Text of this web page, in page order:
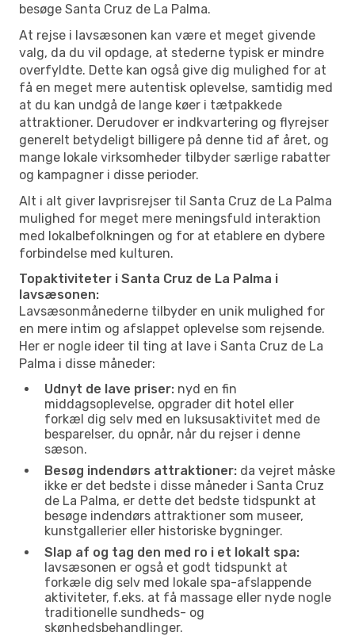
besøge Santa Cruz de La Palma.
At rejse i lavsæsonen kan være et meget givende
valg, da du vil opdage, at stederne typisk er mindre
overfyldte. Dette kan også give dig mulighed for at
få en meget mere autentisk oplevelse, samtidig med
at du kan undgå de lange køer i tætpakkede
attraktioner. Derudover er indkvartering og flyrejser
generelt betydeligt billigere på denne tid af året, og
mange lokale virksomheder tilbyder særlige rabatter
og kampagner i disse perioder.
Alt i alt giver lavprisrejser til Santa Cruz de La Palma
mulighed for meget mere meningsfuld interaktion
med lokalbefolkningen og for at etablere en dybere
forbindelse med kulturen.
Topaktiviteter i Santa Cruz de La Palma i
lavsæsonen:
Lavsæsonmånederne tilbyder en unik mulighed for
en mere intim og afslappet oplevelse som rejsende.
Her er nogle ideer til ting at lave i Santa Cruz de La
Palma i disse måneder:
Udnyt de lave priser: nyd en fin
middagsoplevelse, opgrader dit hotel eller
forkæl dig selv med en luksusaktivitet med de
besparelser, du opnår, når du rejser i denne
sæson.
Besøg indendørs attraktioner: da vejret måske
ikke er det bedste i disse måneder i Santa Cruz
de La Palma, er dette det bedste tidspunkt at
besøge indendørs attraktioner som museer,
kunstgallerier eller historiske bygninger.
Slap af og tag den med ro i et lokalt spa:
lavsæsonen er også et godt tidspunkt at
forkæle dig selv med lokale spa-afslappende
aktiviteter, f.eks. at få massage eller nyde nogle
traditionelle sundheds- og
skønhedsbehandlinger.